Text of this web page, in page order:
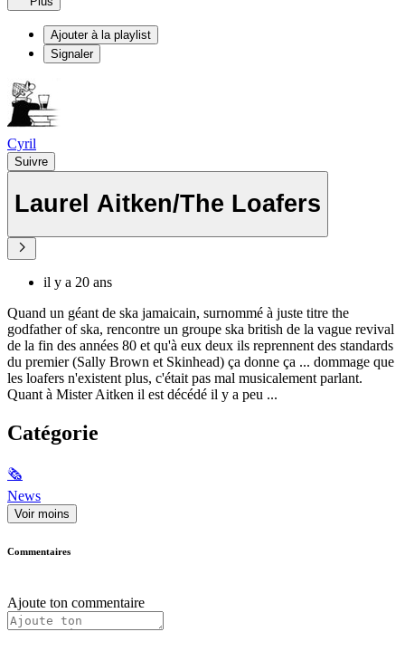
Ajouter à la playlist
Signaler
Cyril
Suivre
Laurel Aitken/The Loafers
il y a 20 ans
Quand un géant de ska jamaicain, surnommé à juste titre the
godfather of ska, rencontre un groupe ska british de la vague revival
de la fin des années 80 et qu'à eux deux ils reprennent des standards
du premier (Sally Brown et Skinhead) ça donne ça ... dommage que
les loafers n'existent plus, c'était pas mal musicalement parlant.
Quant à Mister Aitken il est décédé il y a peu ...
Catégorie
🗞
News
Voir moins
Commentaires
Ajoute ton commentaire